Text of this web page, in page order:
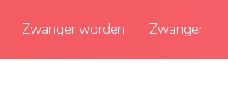
Zwanger worden Zwanger